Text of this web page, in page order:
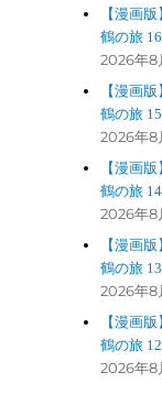
【漫画
鶴の旅 16
2026年8
【漫画
鶴の旅 15
2026年8
【漫画
鶴の旅 14
2026年8
【漫画
鶴の旅 13
2026年8
【漫画
鶴の旅 12
2026年8